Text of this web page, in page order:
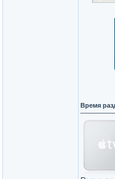
Время